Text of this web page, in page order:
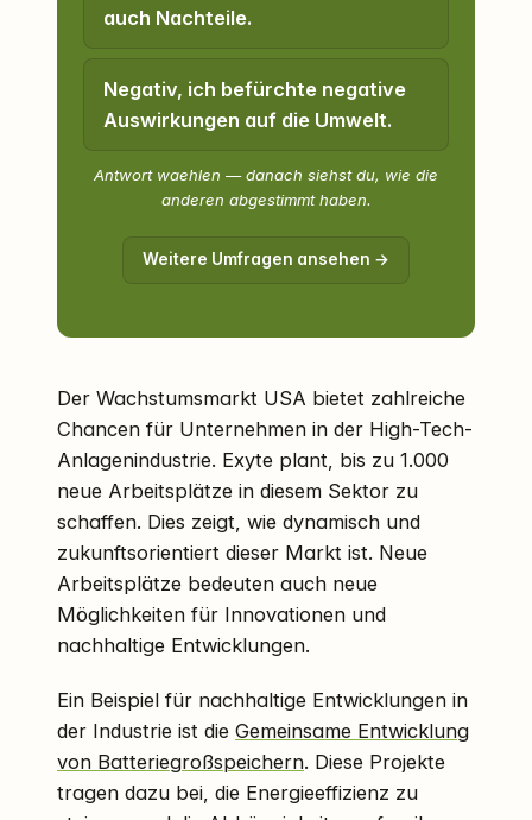
auch Nachteile.
Negativ, ich befürchte negative
Auswirkungen auf die Umwelt.
Antwort waehlen — danach siehst du, wie die
anderen abgestimmt haben.
Weitere Umfragen ansehen →
Der Wachstumsmarkt USA bietet zahlreiche
Chancen für Unternehmen in der High-Tech-
Anlagenindustrie. Exyte plant, bis zu 1.000
neue Arbeitsplätze in diesem Sektor zu
schaffen. Dies zeigt, wie dynamisch und
zukunftsorientiert dieser Markt ist. Neue
Arbeitsplätze bedeuten auch neue
Möglichkeiten für Innovationen und
nachhaltige Entwicklungen.
Ein Beispiel für nachhaltige Entwicklungen in
der Industrie ist die Gemeinsame Entwicklung
von Batteriegroßspeichern. Diese Projekte
tragen dazu bei, die Energieeffizienz zu